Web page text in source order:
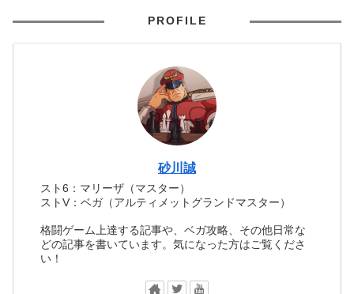
PROFILE
砂川誠
スト6：マリーザ（マスター）
ストV：ベガ（アルティメットグランドマスター）
格闘ゲーム上達する記事や、ベガ攻略、その他日常な
どの記事を書いています。気になった方はご覧くださ
い！